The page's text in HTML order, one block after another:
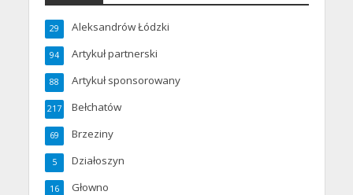
Aleksandrów Łódzki
29
Artykuł partnerski
94
Artykuł sponsorowany
88
Bełchatów
217
Brzeziny
69
Działoszyn
5
Głowno
16